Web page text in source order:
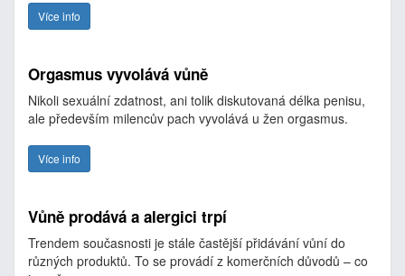
Více info
Orgasmus vyvolává vůně
Nikoli sexuální zdatnost, ani tolik diskutovaná délka penisu,
ale především milencův pach vyvolává u žen orgasmus.
Více info
Vůně prodává a alergici trpí
Trendem současnosti je stále častější přidávání vůní do
různých produktů. To se provádí z komerčních důvodů – co